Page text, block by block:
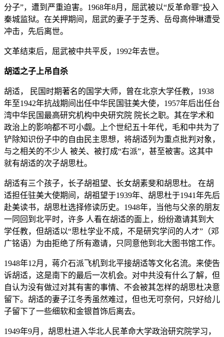
分子”，遭到严重迫害。1968年8月，屈武被以“反革命罪”投入
秦城监狱。在关押期间，屈武的妻子于芝秀、岳母高仲琳遭受
冲击，先后离世。
文革结束后，屈武被中共平反，1992年去世。
胡适之子上吊自杀
胡适， 民国时期著名的国学大师，曾在北京大学任教，1938
年至1942年抗战期间出任中华民国驻美大使，1957年后出任台
湾中华民国最高研究机构中央研究院 院长之职。其在学术和
政治上的影响都不可小觑。上个世纪五十年代，毛和中共为了
铲除知识份子中的自由民主思想，将胡适列为重点批判对象，
与之相关的不少人 被关、被打成“右派”，甚至被害。这其中
就有胡适的次子胡思杜。
胡适有三个孩子，长子胡祖望、长女胡素斐和胡思杜。 在胡
适担任驻美大使期间，胡祖望于1939年、胡思杜于1941年先后
赴美读书，胡思杜选择修读历史。1948年，当他与父亲的朋友
一同回到北平时，许多 人看在胡适的面上，纷纷邀请其到大
学任教，但胡适以“思杜学业不成，不是研究学问的人才”（邓
广铭语）为由拒绝了所有邀请，只同意他到北大图书馆工作。
1948年12月，蒋介石派飞机到北平接胡适等文化名流。来使告
诉胡适，这是南下的最后一次机会。对中共没有什么了解，但
自认为没有做过对其有害的事情、不会被其怎样的胡思杜决意
留下。胡适的妻子江冬秀虽然难过，但也无可奈何，只好给儿
子留下了一些细软和金银首饰后离去。
1949年9月，胡思杜进入华北人民革命大学政治研究院学习，